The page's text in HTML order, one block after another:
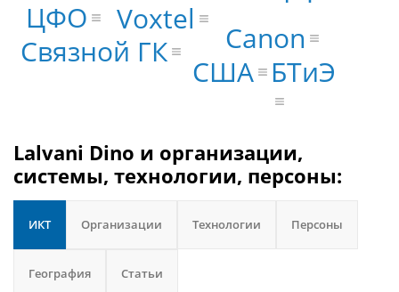
Voxtel
Canon
Связной ГК
США
ЦФО
БТиЭ
Lalvani Dino и организации,
системы, технологии, персоны:
ИКТ Организации Технологии Персоны
География Статьи